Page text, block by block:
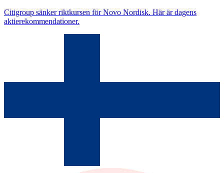
Citigroup sänker riktkursen för Novo Nordisk. Här är dagens
aktierekommendationer.